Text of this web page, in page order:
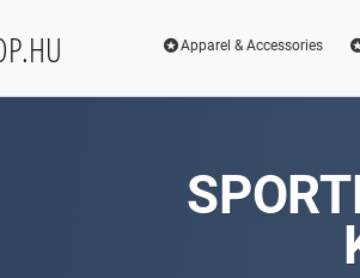
Apparel & Accessories